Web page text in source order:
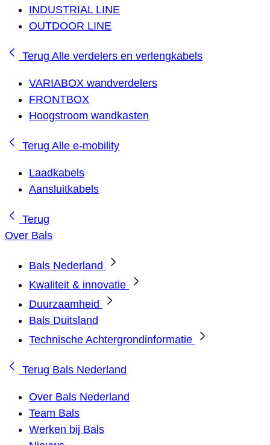
INDUSTRIAL LINE
OUTDOOR LINE
Terug Alle verdelers en verlengkabels
VARIABOX wandverdelers
FRONTBOX
Hoogstroom wandkasten
Terug Alle e-mobility
Laadkabels
Aansluitkabels
Terug
Over Bals
Bals Nederland
Kwaliteit & innovatie
Duurzaamheid
Bals Duitsland
Technische Achtergrondinformatie
Terug Bals Nederland
Over Bals Nederland
Team Bals
Werken bij Bals